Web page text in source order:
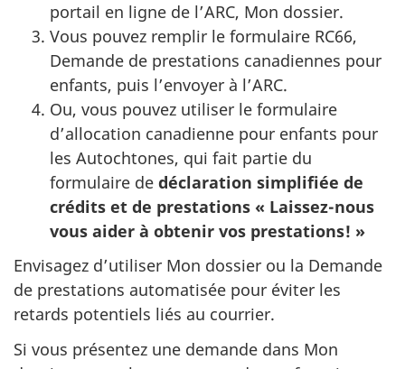
portail en ligne de l’ARC, Mon dossier.
Vous pouvez remplir le formulaire RC66,
Demande de prestations canadiennes pour
enfants, puis l’envoyer à l’ARC.
Ou, vous pouvez utiliser le formulaire
d’allocation canadienne pour enfants pour
les Autochtones, qui fait partie du
formulaire de déclaration simplifiée de
crédits et de prestations « Laissez-nous
vous aider à obtenir vos prestations! »
Envisagez d’utiliser Mon dossier ou la Demande
de prestations automatisée pour éviter les
retards potentiels liés au courrier.
Si vous présentez une demande dans Mon